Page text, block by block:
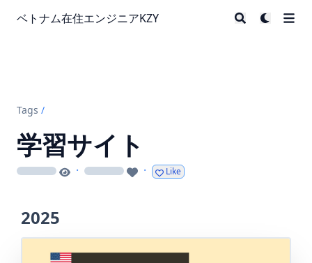
ベトナム在住エンジニアKZY
Tags /
学習サイト
loading · loading · Like
2025